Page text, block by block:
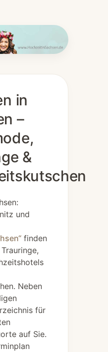
in
–
&
und
finden
Neben
für
auf Sie.